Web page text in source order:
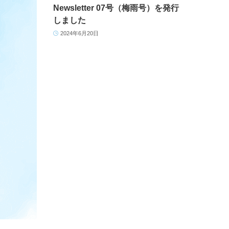
Newsletter 07号（梅雨号）を発行
しました
2024年6月20日